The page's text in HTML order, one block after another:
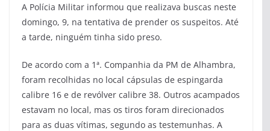
A Polícia Militar informou que realizava buscas neste
domingo, 9, na tentativa de prender os suspeitos. Até
a tarde, ninguém tinha sido preso.
De acordo com a 1ª. Companhia da PM de Alhambra,
foram recolhidas no local cápsulas de espingarda
calibre 16 e de revólver calibre 38. Outros acampados
estavam no local, mas os tiros foram direcionados
para as duas vítimas, segundo as testemunhas. A